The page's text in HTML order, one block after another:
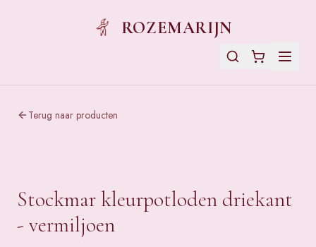
ROZEMARIJN
Terug naar producten
Stockmar kleurpotloden driekant
- vermiljoen